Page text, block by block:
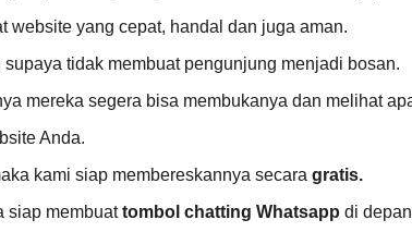
website yang cepat, handal dan juga aman.
tidak membuat pengunjung menjadi bosan.
mereka segera bisa membukanya dan melihat
Anda.
kami siap membereskannya secara gratis.
siap membuattombol chatting Whatsapp di